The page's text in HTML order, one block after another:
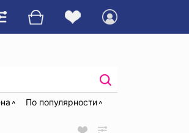
По популярности